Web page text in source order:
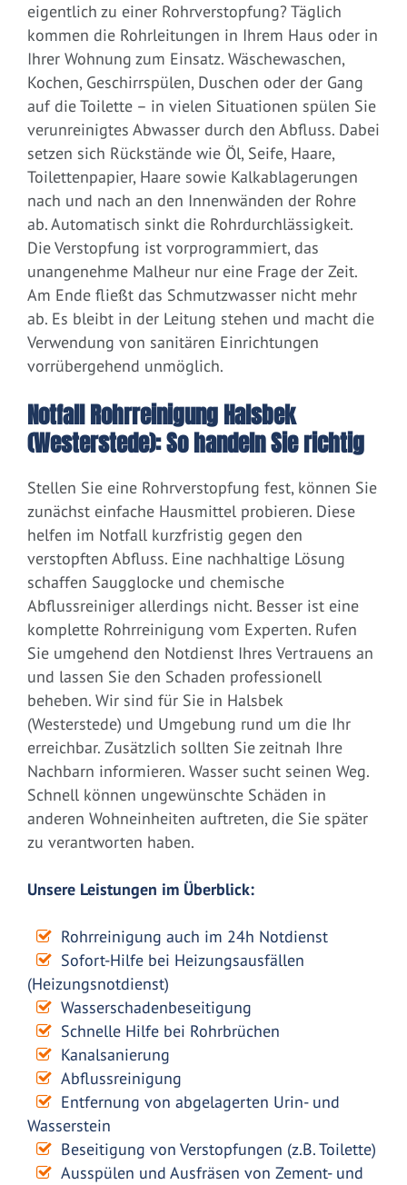
eigentlich zu einer Rohrverstopfung? Täglich
kommen die Rohrleitungen in Ihrem Haus oder in
Ihrer Wohnung zum Einsatz. Wäschewaschen,
Kochen, Geschirrspülen, Duschen oder der Gang
auf die Toilette – in vielen Situationen spülen Sie
verunreinigtes Abwasser durch den Abfluss. Dabei
setzen sich Rückstände wie Öl, Seife, Haare,
Toilettenpapier, Haare sowie Kalkablagerungen
nach und nach an den Innenwänden der Rohre
ab. Automatisch sinkt die Rohrdurchlässigkeit.
Die Verstopfung ist vorprogrammiert, das
unangenehme Malheur nur eine Frage der Zeit.
Am Ende fließt das Schmutzwasser nicht mehr
ab. Es bleibt in der Leitung stehen und macht die
Verwendung von sanitären Einrichtungen
vorrübergehend unmöglich.
Notfall Rohrreinigung Halsbek
(Westerstede): So handeln Sie richtig
Stellen Sie eine Rohrverstopfung fest, können Sie
zunächst einfache Hausmittel probieren. Diese
helfen im Notfall kurzfristig gegen den
verstopften Abfluss. Eine nachhaltige Lösung
schaffen Saugglocke und chemische
Abflussreiniger allerdings nicht. Besser ist eine
komplette Rohrreinigung vom Experten. Rufen
Sie umgehend den Notdienst Ihres Vertrauens an
und lassen Sie den Schaden professionell
beheben. Wir sind für Sie in Halsbek
(Westerstede) und Umgebung rund um die Ihr
erreichbar. Zusätzlich sollten Sie zeitnah Ihre
Nachbarn informieren. Wasser sucht seinen Weg.
Schnell können ungewünschte Schäden in
anderen Wohneinheiten auftreten, die Sie später
zu verantworten haben.
Unsere Leistungen im Überblick:
Rohrreinigung auch im 24h Notdienst
Sofort-Hilfe bei Heizungsausfällen
(Heizungsnotdienst)
Wasserschadenbeseitigung
Schnelle Hilfe bei Rohrbrüchen
Kanalsanierung
Abflussreinigung
Entfernung von abgelagerten Urin- und
Wasserstein
Beseitigung von Verstopfungen (z.B. Toilette)
Ausspülen und Ausfräsen von Zement- und